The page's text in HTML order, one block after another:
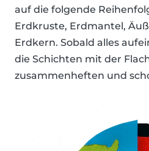
auf die folgende
Erdkruste, Erdmantel,
Erdkern. Sobald alles
die Schichten mit der
zusammenheften und